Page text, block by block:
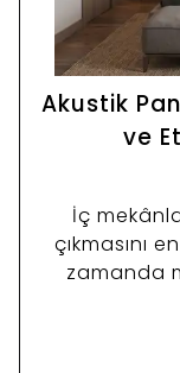
Akustik
ve
İç
çıkmasını
zamanda
altına